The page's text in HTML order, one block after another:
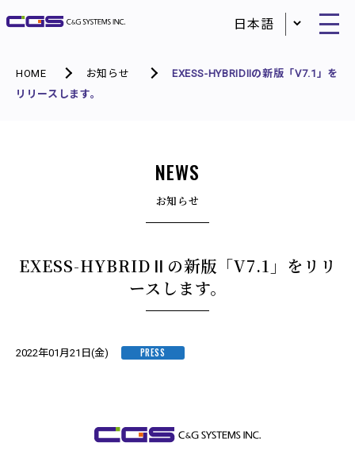
HOME お知らせ
EXESS-HYBRIDⅡの新版「V7.1」を
リリースします。
NEWS
お知らせ
EXESS-HYBRIDⅡの新版「V7.1」をリリ
ースします。
2022年01月21日(金) PRESS